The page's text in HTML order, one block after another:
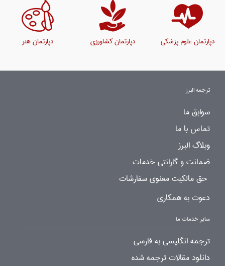
دپارتمان علوم پزشکی دپارتمان کشاورزی دپارتمان هنر
ترجمه البرز
سوابق ما
تماس با ما
وبلاگ البرز
ضمانت و گارانتی خدمات
حق مالکیت معنوی سفارشات
دعوت به همکاری
سایر خدمات ما
ترجمه انگلیسی به فارسی
دانلود مقالات ترجمه شده